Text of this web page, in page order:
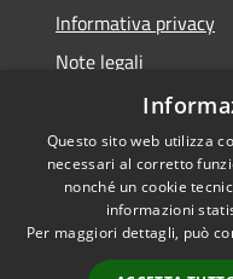
Informativa privacy
Note legali
Dichiarazione di
RSS
Accessibilità
Questo sito web utilizza
necessari al corretto
nonché un cookie
informazioni
Per maggiori dettagli, può